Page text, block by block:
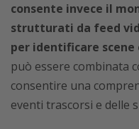
consente invece il
strutturati da feed
per identificare scene
può essere combinata
consentire una
eventi trascorsi e delle